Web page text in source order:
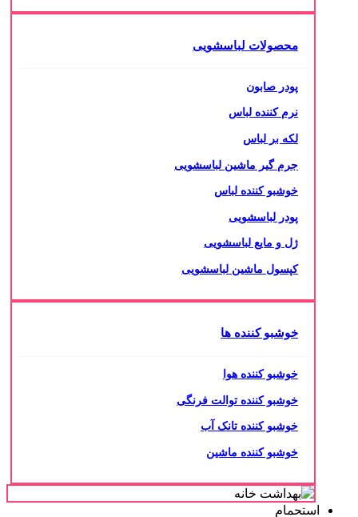
محصولات لباسشویی
پودر صابون
نرم کننده لباس
لکه بر لباس
جرم گیر ماشین لباسشویی
خوشبو کننده لباس
پودر لباسشویی
ژل و مایع لباسشویی
کپسول ماشین لباسشویی
خوشبو کننده ها
خوشبو کننده هوا
خوشبو کننده توالت فرنگی
خوشبو کننده تانک آب
خوشبو کننده ماشین
استحمام